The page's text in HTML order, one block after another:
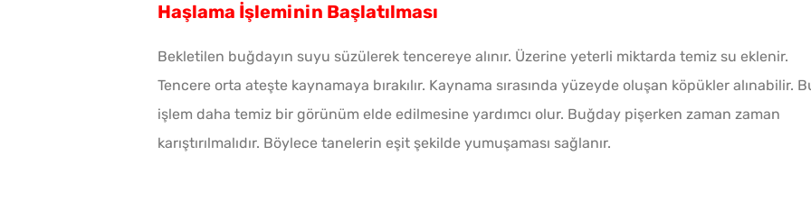
Haşlama İşleminin Başlatılması
Bekletilen buğdayın suyu süzülerek tencereye alınır. Üzerine yeterli miktarda temiz su eklenir.
Tencere orta ateşte kaynamaya bırakılır. Kaynama sırasında yüzeyde oluşan köpükler alınabilir.
işlem daha temiz bir görünüm elde edilmesine yardımcı olur. Buğday pişerken zaman zaman
karıştırılmalıdır. Böylece tanelerin eşit şekilde yumuşaması sağlanır.